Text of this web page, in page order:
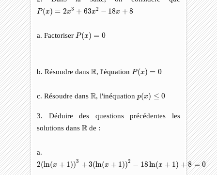
P(x) = 2x3 + 63x2 − 18x +8
P(x = 3+ 63 2−18x 8
a. Factoriser P(x) = 0
P(x =
b. Résoudre dansR
R, l'équation P(x) = 0
P(x =
c. Résoudre dansR
R, l'inéquationp(x) ≤ 0
( )≤ 0
3. Déduire des questions précédentes les
solutions dansR
R de :
a.
2(ln(x + 1))3 +3(ln(x + 1))2 − 18ln(x + 1) +8 = 0
( x 3 +3 x ) 18 ln( =